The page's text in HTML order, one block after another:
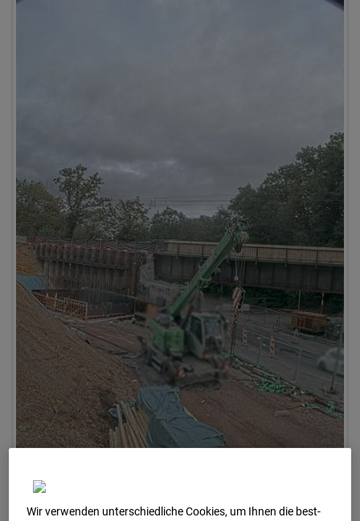
Wir verwenden unterschiedliche Cookies, um Ihnen die best­